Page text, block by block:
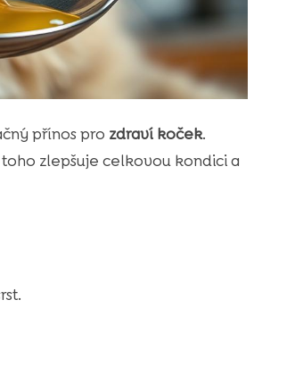
přínos pro zdraví koček.
zlepšuje celkovou kondici a